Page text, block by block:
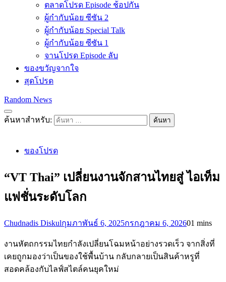
ตลาดโปรด Episode ช้อปกัน
ผู้กำกับน้อย ซีซัน 2
ผู้กำกับน้อย Special Talk
ผู้กำกับน้อย ซีซัน 1
จานโปรด Episode ลับ
ของขวัญจากใจ
สุดโปรด
Random News
ค้นหาสำหรับ:
ของโปรด
“VT Thai” เปลี่ยนงานจักสานไทยสู่ ไอเท็ม
แฟชั่นระดับโลก
Chudnadis Diskulกุมภาพันธ์ 6, 2025กรกฎาคม 6, 202601 mins
งานหัตถกรรมไทยกำลังเปลี่ยนโฉมหน้าอย่างรวดเร็ว จากสิ่งที่
เคยถูกมองว่าเป็นของใช้พื้นบ้าน กลับกลายเป็นสินค้าหรูที่
สอดคล้องกับไลฟ์สไตล์คนยุคใหม่